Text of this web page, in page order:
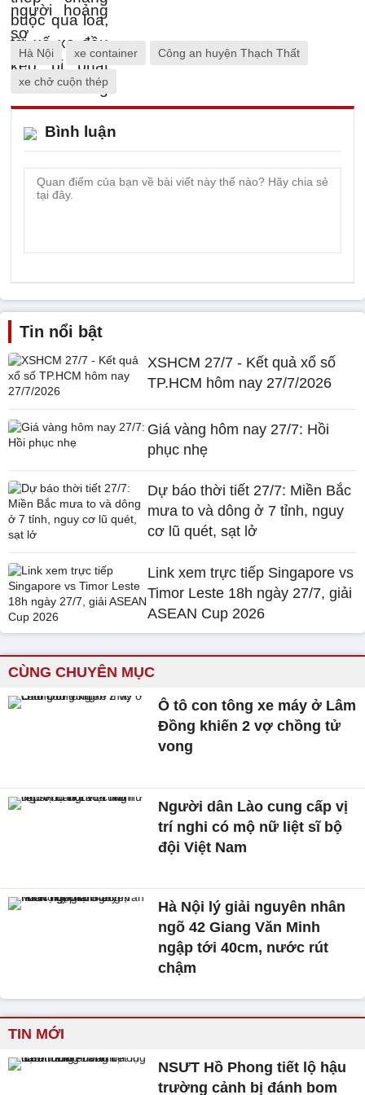
Hà Nội xe container Công an huyện Thạch Thất
xe chở cuộn thép
Bình luận
Tin nổi bật
XSHCM 27/7 - Kết quả xổ số
TP.HCM hôm nay 27/7/2026
Giá vàng hôm nay 27/7: Hồi
phục nhẹ
Dự báo thời tiết 27/7: Miền Bắc
mưa to và dông ở 7 tỉnh, nguy
cơ lũ quét, sạt lở
Link xem trực tiếp Singapore vs
Timor Leste 18h ngày 27/7, giải
ASEAN Cup 2026
CÙNG CHUYÊN MỤC
Ô tô con tông xe máy ở Lâm
Đồng khiến 2 vợ chồng tử
vong
Người dân Lào cung cấp vị
trí nghi có mộ nữ liệt sĩ bộ
đội Việt Nam
Hà Nội lý giải nguyên nhân
ngõ 42 Giang Văn Minh
ngập tới 40cm, nước rút
chậm
TIN MỚI
NSƯT Hồ Phong tiết lộ hậu
trường cảnh bị đánh bom